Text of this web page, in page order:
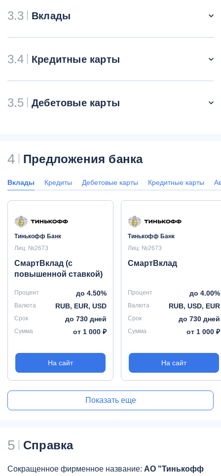
3.3 Вклады
3.4 Кредитные карты
3.5 Дебетовые карты
4 Предложения банка
Вклады Кредиты Дебетовые карты Кредитные карты
Тинькофф Банк
Лиц. №2673
СмартВклад (с
повышенной ставкой)
Процент до 4.50%
Валюта RUB, EUR, USD
Срок до 730 дней
Сумма от 1 000 ₽
На сайт
Тинькофф Банк
Лиц. №2673
СмартВклад
Процент до 4.00%
Валюта RUB, USD, EUR
Срок до 730 дней
Сумма от 1 000 ₽
На сайт
Показать еще
5 Справка
Сокращенное фирменное название: АО "Тинькофф